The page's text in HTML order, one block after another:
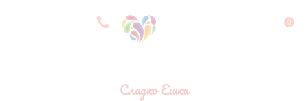
8 927 083 33 05 0
Сладко Ешка